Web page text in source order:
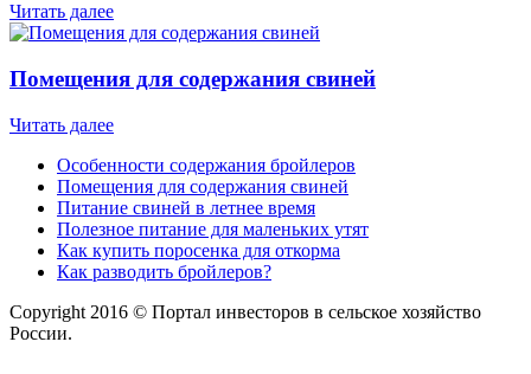
Читать далее
Помещения для содержания свиней
Читать далее
Особенности содержания бройлеров
Помещения для содержания свиней
Питание свиней в летнее время
Полезное питание для маленьких утят
Как купить поросенка для откорма
Как разводить бройлеров?
Copyright 2016 © Портал инвесторов в сельское хозяйство
России.